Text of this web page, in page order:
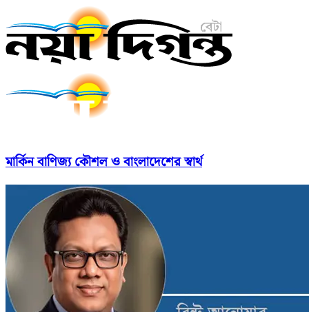
মার্কিন বাণিজ্য কৌশল ও বাংলাদেশের স্বার্থ